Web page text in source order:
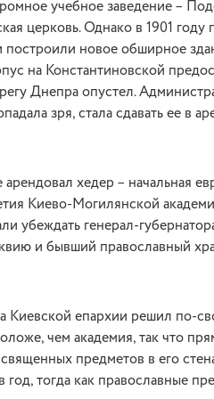
учебное заведение –
церковь. Однако в 1901
новое обширное
на Константиновской
Днепра опустел.
зря, стала сдавать ее в
арендовал хедер – начальная
Киево-Могилянской
убеждать генерал-
и бывший православный
Киевской епархии решил по-
чем академия, так что
предметов в его
год, тогда как православные